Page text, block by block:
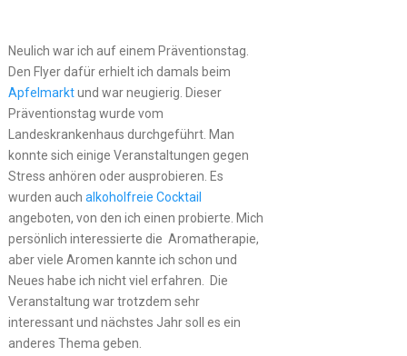
Neulich war ich auf einem Präventionstag.
Den Flyer dafür erhielt ich damals beim
Apfelmarktund war neugierig. Dieser
Präventionstag wurde vom
Landeskrankenhaus durchgeführt. Man
konnte sich einige Veranstaltungen gegen
Stress anhören oder ausprobieren. Es
wurden auch alkoholfreie Cocktail
angeboten, von den ich einen probierte. Mich
persönlich interessierte die Aromatherapie,
aber viele Aromen kannte ich schon und
Neues habe ich nicht viel erfahren. Die
Veranstaltung war trotzdem sehr
interessant und nächstes Jahr soll es ein
anderes Thema geben.